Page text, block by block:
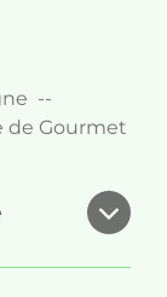
--
de Gourmet